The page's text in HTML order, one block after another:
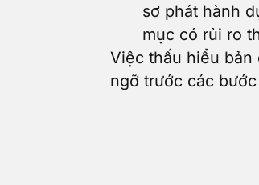
sơ phát hành
mục có rủi ro
Việc thấu hiểu
ngỡ trước các